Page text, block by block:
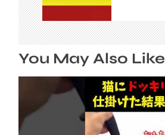
You May Also Like